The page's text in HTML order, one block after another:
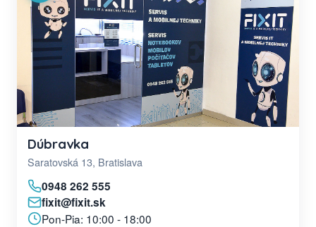
Dúbravka
Saratovská 13, Bratislava
0948 262 555
fixit@fixit.sk
Pon-Pia: 10:00 - 18:00